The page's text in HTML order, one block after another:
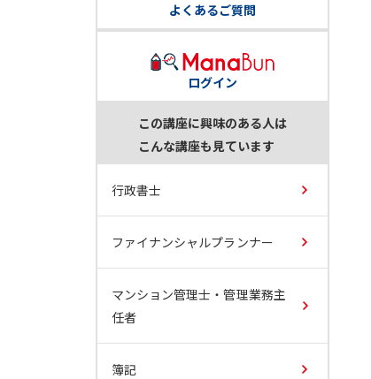
よくあるご質問
ログイン
この講座に興味のある人は
こんな講座も見ています
行政書士
ファイナンシャルプランナー
マンション管理士・管理業務主
任者
簿記